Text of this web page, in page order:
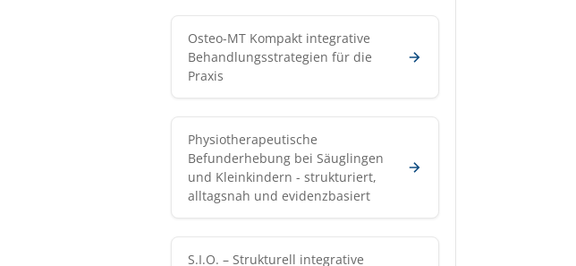
Osteo-MT Kompakt integrative
Behandlungsstrategien für die
Praxis
Physiotherapeutische
Befunderhebung bei Säuglingen
und Kleinkindern - strukturiert,
alltagsnah und evidenzbasiert
S.I.O. – Strukturell integrative